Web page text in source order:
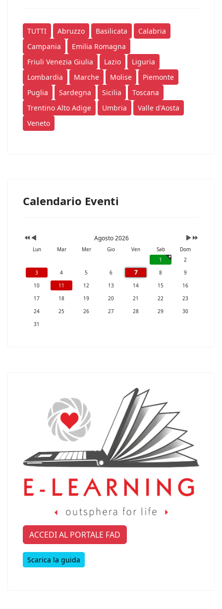
TUTTI Abruzzo Basilicata
Calabria
Campania
Emilia Romagna
Friuli Venezia Giulia
Lazio
Liguria
Lombardia
Marche Molise
Piemonte
Puglia
Sardegna Sicilia
Toscana
Trentino Alto Adige
Umbria
Valle d'Aosta
Veneto
Calendario Eventi
Agosto 2026
Lun Mar Mer Gio Ven Sab
Dom
1
2
3
4 5 6 7 8
9
10
11 12 13 14 15
16
17
18 19 20 21 22
23
24
25 26 27 28 29
30
31
ACCEDI AL PORTALE FAD
Scarica la guida